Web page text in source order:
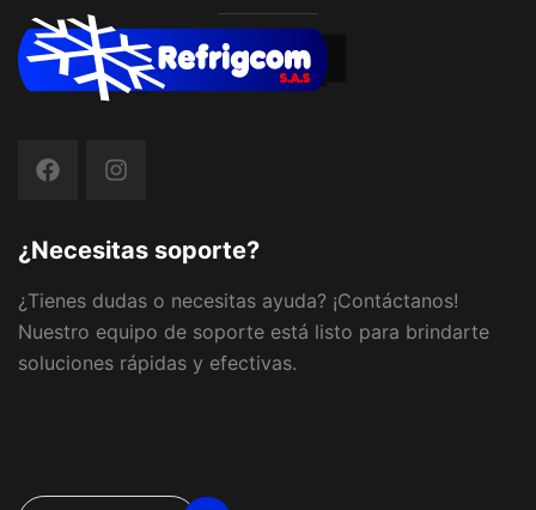
¿Necesitas soporte?
¿Tienes dudas o necesitas ayuda? ¡Contáctanos!
Nuestro equipo de soporte está listo para brindarte
soluciones rápidas y efectivas.